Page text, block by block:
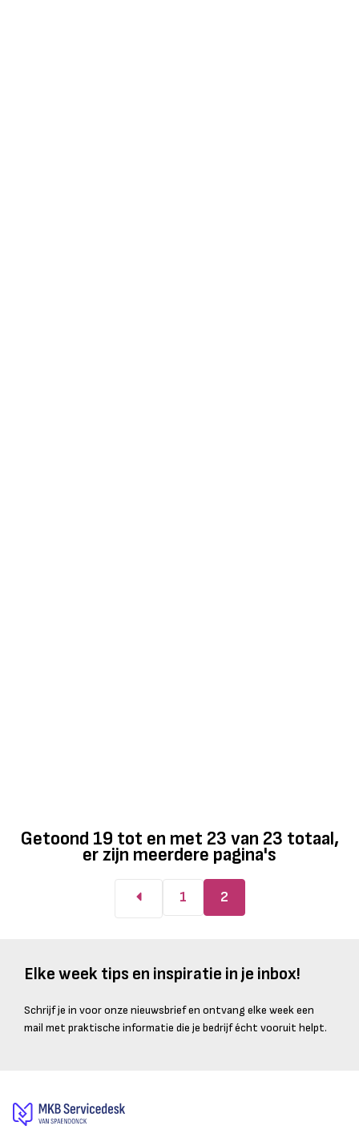
Getoond 19 tot en met 23 van 23 totaal,
er zijn meerdere pagina's
1 2
Elke week tips en inspiratie in je inbox!
Schrijf je in voor onze nieuwsbrief en ontvang elke week een
mail met praktische informatie die je bedrijf écht vooruit helpt.